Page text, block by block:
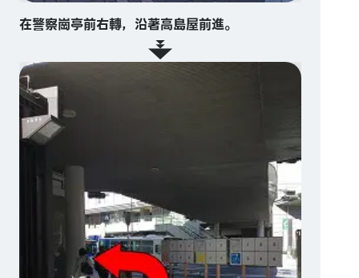
在警察崗亭前右轉，沿著高島屋前進。